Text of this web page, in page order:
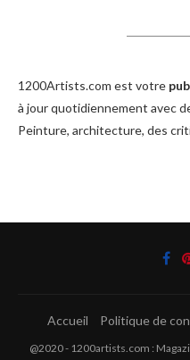
1200Artists.com est votre
à jour quotidiennement avec
Peinture, architecture, des
Accueil Politique de
@2020 - 1200artists.com :